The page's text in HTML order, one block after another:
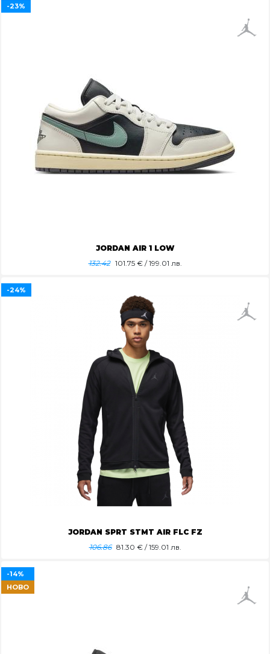
JORDAN AIR 1 LOW
132.42 101.75€ / 199.01 лв.
-23%
JORDAN SPRT STMT AIR FLC FZ
106.86 81.30 € / 159.01 лв.
-24%
-14%
НОВО